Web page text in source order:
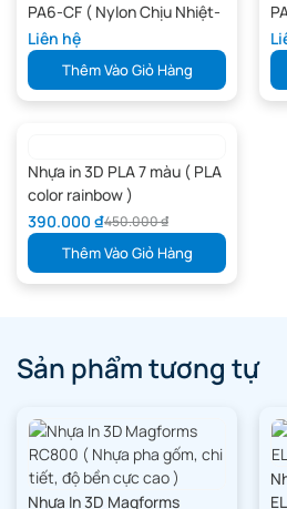
PA6-CF ( Nylon Chịu Nhiệt-
Va Đập)
Liên hệ
Thêm Vào Giỏ Hàng
Nhựa in 3D PLA 7 màu ( PLA
color rainbow )
450.000₫
390.000 ₫
Thêm Vào Giỏ Hàng
Sản phẩm tương tự
Nhựa In 3D Magforms